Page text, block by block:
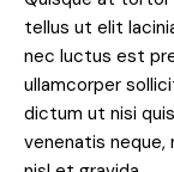
tellus ut elit
nec luctus est
ullamcorper
dictum ut nisi
venenatis neque,